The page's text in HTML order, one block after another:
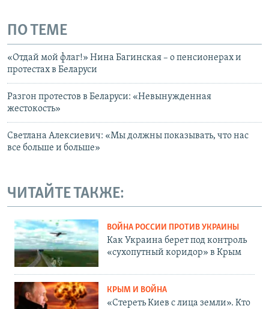
ПО ТЕМЕ
«Отдай мой флаг!» Нина Багинская – о пенсионерах и
протестах в Беларуси
Разгон протестов в Беларуси: «Невынужденная
жестокость»
Светлана Алексиевич: «Мы должны показывать, что нас
все больше и больше»
ЧИТАЙТЕ ТАКЖЕ:
ВОЙНА РОССИИ ПРОТИВ УКРАИНЫ
Как Украина берет под контроль
«сухопутный коридор» в Крым
КРЫМ И ВОЙНА
«Стереть Киев с лица земли». Кто